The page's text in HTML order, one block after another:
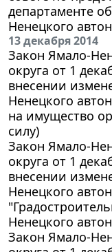
департаменте
Ненецкого
13 декабря 2014
Закон Ямало-
округа от 1
внесении
Ненецкого
на имущество
силу)
Закон Ямало-
округа от 1
внесении
Ненецкого
Ненецкого
Закон Ямало-